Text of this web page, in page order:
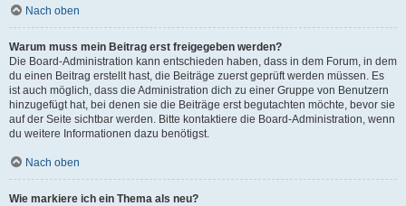
Nach oben
Warum muss mein Beitrag erst freigegeben werden?
Die Board-Administration kann entschieden haben, dass in dem Forum, in dem
du einen Beitrag erstellt hast, die Beiträge zuerst geprüft werden müssen. Es
ist auch möglich, dass die Administration dich zu einer Gruppe von Benutzern
hinzugefügt hat, bei denen sie die Beiträge erst begutachten möchte, bevor sie
auf der Seite sichtbar werden. Bitte kontaktiere die Board-Administration, wenn
du weitere Informationen dazu benötigst.
Nach oben
Wie markiere ich ein Thema als neu?